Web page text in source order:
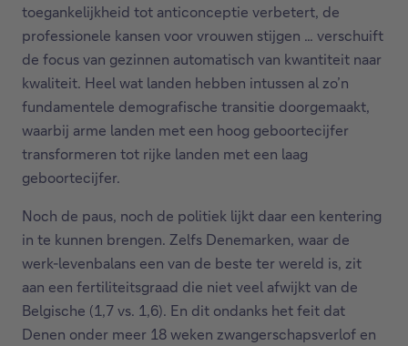
toegankelijkheid tot anticonceptie verbetert, de
professionele kansen voor vrouwen stijgen … verschuift
de focus van gezinnen automatisch van kwantiteit naar
kwaliteit. Heel wat landen hebben intussen al zo’n
fundamentele demografische transitie doorgemaakt,
waarbij arme landen met een hoog geboortecijfer
transformeren tot rijke landen met een laag
geboortecijfer.
Noch de paus, noch de politiek lijkt daar een kentering
in te kunnen brengen. Zelfs Denemarken, waar de
werk-levenbalans een van de beste ter wereld is, zit
aan een fertiliteitsgraad die niet veel afwijkt van de
Belgische (1,7 vs. 1,6). En dit ondanks het feit dat
Denen onder meer 18 weken zwangerschapsverlof en